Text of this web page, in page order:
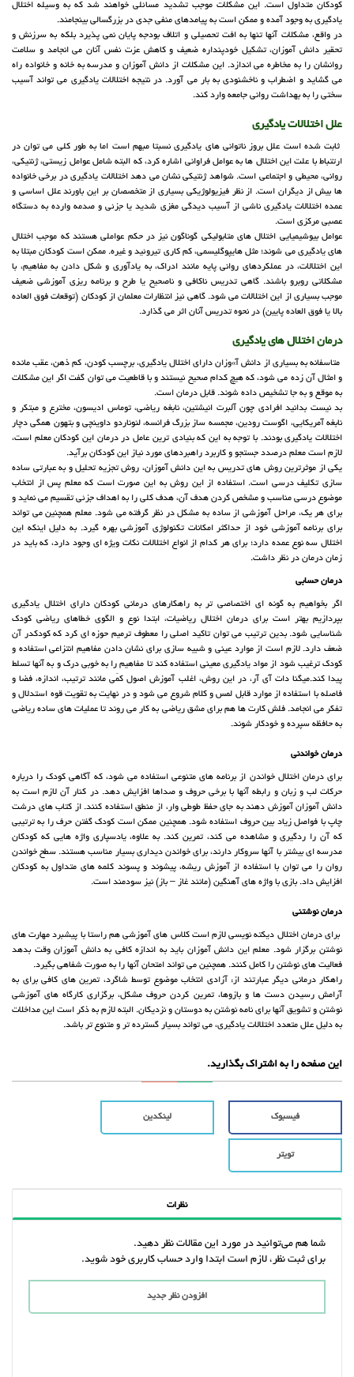
کودکان متداول است. این مشکلات موجب تشدید مسائلی خواهند شد که به وسیله اختلال
یادگیری به وجود آمده و ممکن است به پیامدهای منفی جدی در بزرگسالی بینجامند.
در واقع، مشکلات آنها تنها به افت تحصیلی و اتلاف بودجه پایان نمی پذیرد بلکه به سرزنش و
تحقیر دانش آموزان، تشکیل خودپنداره ضعیف و کاهش عزت نفس آنان می انجامد و سلامت
روانشان را به مخاطره می اندازد. این مشکلات از دانش آموزان و مدرسه به خانه و خانواده راه
می گشاید و اضطراب و ناخشنودی به بار می آورد. در نتیجه اختلالات یادگیری می تواند آسیب
سختی را به بهداشت روانی جامعه وارد کند.
علل اختلالات یادگیری
ثابت شده است علل بروز ناتوانی های یادگیری نسبتا مبهم است اما به طور کلی می توان در
ارتتباط با علت این اختلال ها به عوامل فراوانی اشاره کرد، که البته شامل عوامل زیستی، ژنتیکی،
روانی، محیطی و اجتماعی است. شواهد ژنتیکی نشان می دهد اختلالات یادگیری در برخی خانواده
ها بیش از دیگران است. از نظر فیزیولوژیکی بسیاری از متخصصان بر این باورند علل اساسی و
عمده اختلالات یادگیری ناشی از آسیب دیدگی مغزی شدید یا جزئی و صدمه وارده به دستگاه
عصبی مرکزی است.
عوامل بیوشیمیایی اختلال های متابولیکی گوناگون نیز در حکم عواملی هستند که موجب اختلال
های یادگیری می شوند؛ مثل هایپوگلیسمی، کم کاری تیروئید و غیره. ممکن است کودکان مبتلا به
این اختلالات، در عملکردهای روانی پایه مانند ادراک، به یادآوری و شکل دادن به مفاهیم، با
مشکلاتی روبرو باشند. گاهی تدریس ناکافی و ناصحیح یا طرح و برنامه ریزی آموزشی ضعیف
موجب بسیاری از این اختلالات می شود. گاهی نیز انتظارات معلمان از کودکان (توقعات فوق العاده
بالا یا فوق العاده پایین) در نحوه تدریس آنان اثر می گذارد.
درمان اختلال های یادگیری
متاسفانه به بسیاری از دانش آ»وزان دارای اختلال یادگیری، برچسب کودن، کم ذهن، عقب مانده
و امثال آن زده می شود، که هیچ کدام صحیح نیستند و با قاطعیت می توان گفت اگر این مشکلات
به موقع و به جا تشخیص داده شوند. قابل درمان است.
بد نیست بدانید افرادی چون آلبرت انیشتین، نابغه ریاضی، توماس ادیسون، مخترع و مبتکر و
نابغه آمریکایی، اگوست رودین، مجمسه ساز بزرگ فرانسه، لئوناردو داوینچی و بتهون همگی دچار
اختلالات یادگیری بودند. با توجه به این که بنیادی ترین عامل در درمان این کودکان معلم است،
لازم است معلم درصدد جستجو و کاربرد راهبردهای مورد نیاز این کودکان برآید.
یکی از موثرترین روش های تدریس به این دانش آموزان، روش تجزیه تحلیل و به عبارتی ساده
سازی تکلیف درسی است. استفاده از این روش به این صورت است که معلم پس از انتخاب
موضوع درسی مناسب و مشخص کردن هدف آن، هدف کلی را به اهداف جزئی تقسیم می نماید و
برای هر یک، مراحل آموزشی از ساده به مشکل در نظر گرفته می شود. معلم همچنین می تواند
برای برنامه آموزشی خود از حداکثر امکانات تکنولوژی آموزشی بهره گیرد. به دلیل اینکه این
اختلال سه نوع عمده دارد؛ برای هر کدام از انواع اختلالات نکات ویژه ای وجود دارد، که باید در
زمان درمان در نظر داشت.
درمان حسابی
اگر بخواهیم به گونه ای اختصاصی تر به راهکارهای درمانی کودکان دارای اختلال یادگیری
بپردازیم بهتر است برای درمان اختلال ریاضیات، ابتدا نوع و الگوی خطاهای ریاضی کودک
شناسایی شود. بدین ترتیب می توان تاکید اصلی را معطوف ترمیم حوزه ای کرد که کودکدر آن
ضعف دارد. لازم است از موارد عینی و شبیه سازی برای نشان دادن مفاهیم انتزاعی استفاده و
کودک ترغیب شود از مواد یادگیری معینی استفاده کند تا مفاهیم را به خوبی درک و به آنها تسلط
پیدا کند.میگنا دات آی آر، در این روش، اغلب آموزش اصول کمّی مانند ترتیب، اندازه، فضا و
فاصله با استفاده از موارد قابل لمس و کلام شروع می شود و در نهایت به تقویت قوه استدلال و
تفکر می انجامد. فلش کارت ها هم برای مشق ریاضی به کار می روند تا عملیات های ساده ریاضی
به حافظه سپرده و خودکار شوند.
درمان خواندنی
برای درمان اختلال خواندن از برنامه های متنوعی استفاده می شود، که آگاهی کودک را درباره
حرکات لب و زبان و رابطه آنها با برخی حروف و صداها افزایش دهد. در کنار آن لازم است به
دانش آموزان آموزش دهند به جای حفظ طوطی وار، از منطق استفاده کنند. از کتاب های درشت
چاپ با فواصل زیاد بین حروف استفاده شود. همچنین ممکن است کودک گفتن حرف را به ترتیبی
که آن را ردگیری و مشاهده می کند، تمرین کند. به علاوه، یادسپاری واژه هایی که کودکان
مدرسه ای بیشتر با آنها سروکار دارند، برای خواندن دیداری بسیار مناسب هستند. سطح خواندن
روان را می توان با استفاده از آموزش ریشه، پیشوند و پسوند کلمه های متداول به کودکان
افزایش داد. بازی با واژه های آهنگین (مانند غاز – باز) نیز سودمند است.
درمان نوشتنی
برای درمان اختلال دیکته نویسی لازم است کلاس های آموزشی هم راستا با پیشبرد مهارت های
نوشتن برگزار شود. معلم این دانش آموزان باید به اندازه کافی به دانش آموزان وقت بدهد
فعالیت های نوشتن را کامل کنند. همچنین می تواند امتحان آنها را به صورت شفاهی بگیرد.
راهکار درمانی دیگر عبارتند از: آزادی انتخاب موضوع توسط شاگرد، تمرین های کافی برای به
آرامش رسیدن دست ها و بازوها، تمرین کردن حروف مشکل، برگزاری کارگاه های آموزشی
نوشتن و تشویق آنها برای نامه نوشتن به دوستان و نزدیکان. البته لازم به ذکر است این مداخلات
به دلیل علل متعدد اختلالات یادگیری، می تواند بسیار گسترده تر و متنوع تر باشد.
این صفحه را به اشتراک بگذارید.
فیسبوک لینکدین
تویتر
نظرات
شما هم می‌توانید در مورد این مقالات نظر دهید.
برای ثبت نظر، لازم است ابتدا وارد حساب کاربری خود شوید.
افزودن نظر جدید